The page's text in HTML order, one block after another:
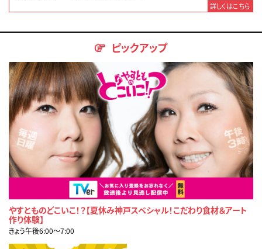
詳しくはこちら
ピックアップ
やすとものどこいこ！？【夏休み神戸スペシャル！こだわり食材＆アート
作り体験】
きょう午後6:00〜7:00